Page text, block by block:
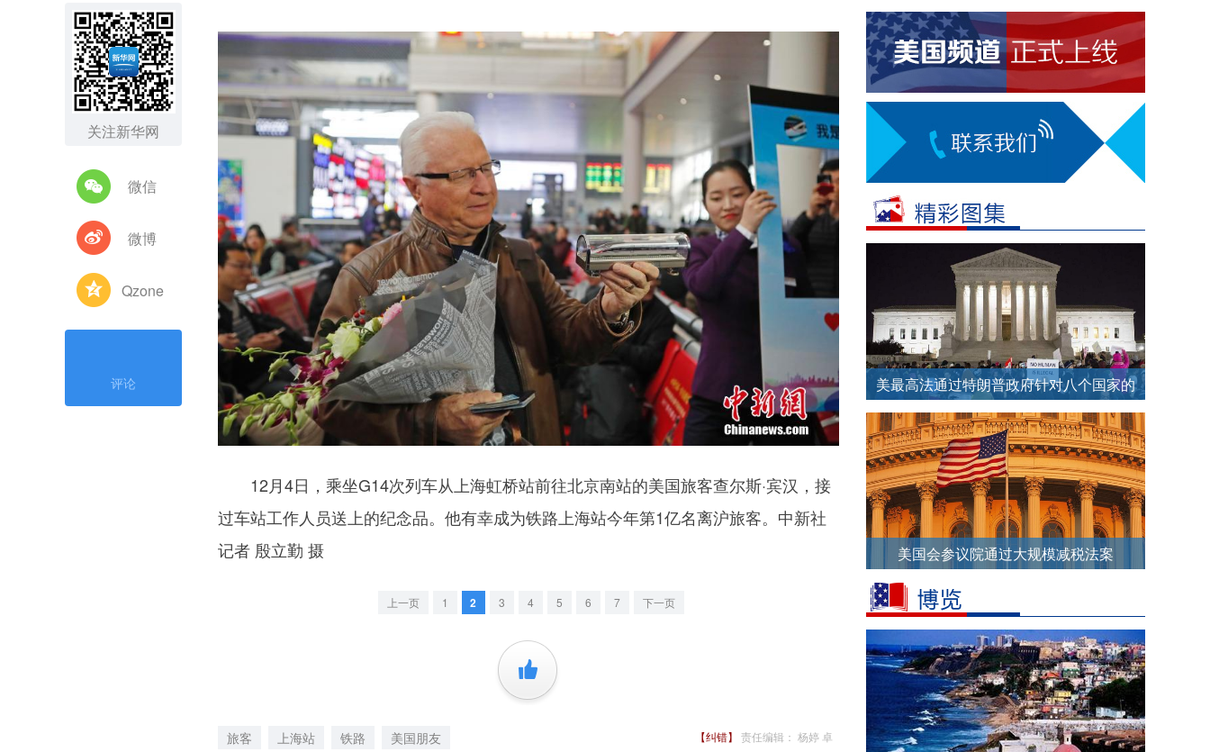
关注新华网
微信
微博
Qzone
评论
12月4日，乘坐G14次列车从上海虹桥站前往北京南站的美国旅客查尔斯·宾汉，接
过车站工作人员送上的纪念品。他有幸成为铁路上海站今年第1亿名离沪旅客。中新社
记者 殷立勤 摄
上一页 1 2 3 4 5 6 7 下一页
+1
旅客 上海站 铁路 美国朋友 【纠错】 责任编辑： 杨婷 卓
美最高法通过特朗普政府针对八个国家的
旅行禁令
美国会参议院通过大规模减税法案